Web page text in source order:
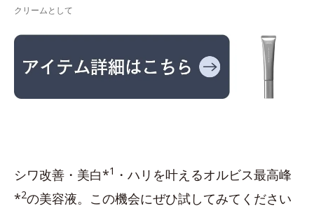
クリームとして
シワ改善・美白*1 ・ハリを叶えるオルビス最高峰
*2の美容液。この機会にぜひ試してみてください